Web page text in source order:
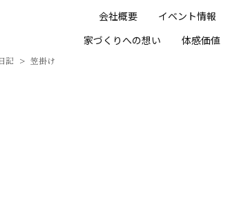
会社概要 イベント情報
家づくりへの想い
体感価値
記 笠掛け